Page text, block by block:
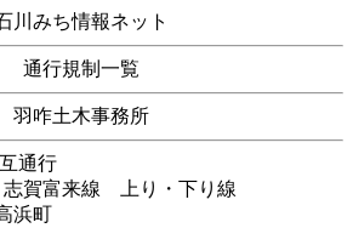
川みち情報ネット
通行規制一覧
羽咋土木事務所
通行
賀富来線 上り・下り線
浜町